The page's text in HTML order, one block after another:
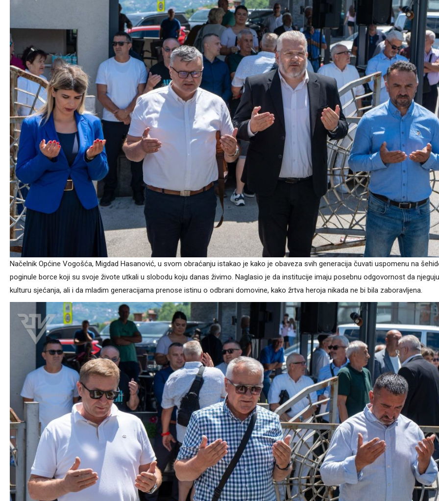
Načelnik Općine Vogošća, Migdad Hasanović, u svom obraćanju istakao je kako je obaveza svih generacija čuvati uspomenu na
poginule borce koji su svoje živote utkali u slobodu koju danas živimo. Naglasio je da institucije imaju posebnu odgovornost da njeguju
kulturu sjećanja, ali i da mladim generacijama prenose istinu o odbrani domovine, kako žrtva heroja nikada ne bi bila zaboravljena.